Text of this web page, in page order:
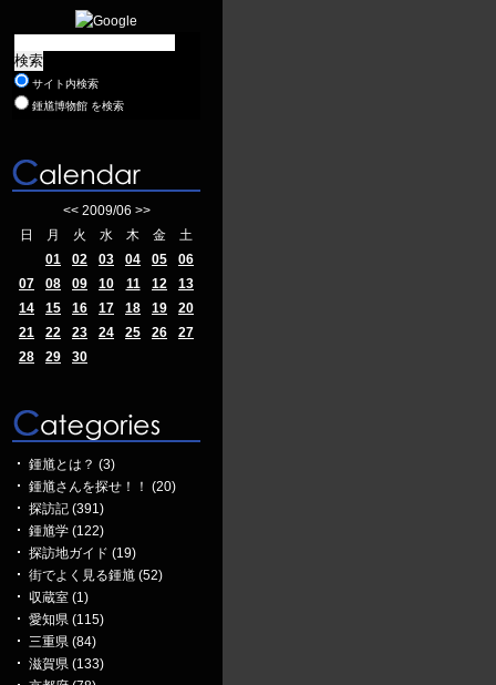
サイト内検索
鍾馗博物館 を検索
<< 2009/06 >>
日
月 火 水 木 金
土
01
02 03 04 05
06
07
08 09 10 11 12
13
14
15 16 17 18 19
20
21
22 23 24 25 26
27
28
29 30
鍾馗とは？ (3)
鍾馗さんを探せ！！ (20)
探訪記 (391)
鍾馗学 (122)
探訪地ガイド (19)
街でよく見る鍾馗 (52)
収蔵室 (1)
愛知県 (115)
三重県 (84)
滋賀県 (133)